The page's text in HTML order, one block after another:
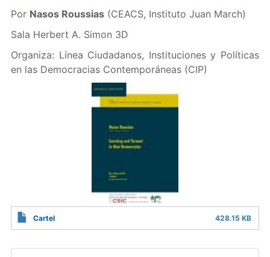
Por Nasos Roussias(CEACS, Instituto Juan March)
Sala Herbert A. Simon 3D
Organiza: Línea Ciudadanos, Instituciones y Políticas
en las Democracias Contemporáneas (CIP)
Cartel 428.15 KB